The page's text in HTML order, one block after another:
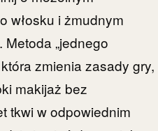
włosku i żmudnym
„jednego
zmienia zasady gry,
makijaż bez
tkwi w odpowiednim